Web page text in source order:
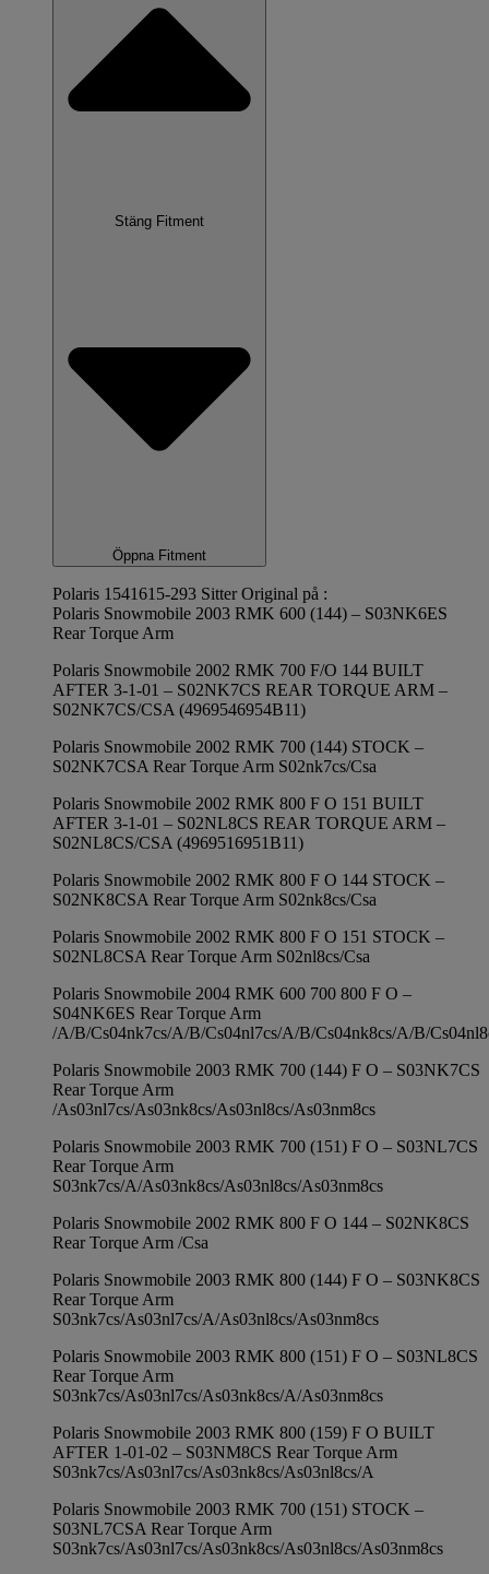
Stäng Fitment
Öppna Fitment
Polaris 1541615-293 Sitter Original på :
Polaris Snowmobile 2003 RMK 600 (144) – S03NK6ES
Rear Torque Arm
Polaris Snowmobile 2002 RMK 700 F/O 144 BUILT
AFTER 3-1-01 – S02NK7CS REAR TORQUE ARM –
S02NK7CS/CSA (4969546954B11)
Polaris Snowmobile 2002 RMK 700 (144) STOCK –
S02NK7CSA Rear Torque Arm S02nk7cs/Csa
Polaris Snowmobile 2002 RMK 800 F O 151 BUILT
AFTER 3-1-01 – S02NL8CS REAR TORQUE ARM –
S02NL8CS/CSA (4969516951B11)
Polaris Snowmobile 2002 RMK 800 F O 144 STOCK –
S02NK8CSA Rear Torque Arm S02nk8cs/Csa
Polaris Snowmobile 2002 RMK 800 F O 151 STOCK –
S02NL8CSA Rear Torque Arm S02nl8cs/Csa
Polaris Snowmobile 2004 RMK 600 700 800 F O –
S04NK6ES Rear Torque Arm
/A/B/Cs04nk7cs/A/B/Cs04nl7cs/A/B/Cs04nk8cs/A/B/
Polaris Snowmobile 2003 RMK 700 (144) F O – S03NK7CS
Rear Torque Arm
/As03nl7cs/As03nk8cs/As03nl8cs/As03nm8cs
Polaris Snowmobile 2003 RMK 700 (151) F O – S03NL7CS
Rear Torque Arm
S03nk7cs/A/As03nk8cs/As03nl8cs/As03nm8cs
Polaris Snowmobile 2002 RMK 800 F O 144 – S02NK8CS
Rear Torque Arm /Csa
Polaris Snowmobile 2003 RMK 800 (144) F O – S03NK8CS
Rear Torque Arm
S03nk7cs/As03nl7cs/A/As03nl8cs/As03nm8cs
Polaris Snowmobile 2003 RMK 800 (151) F O – S03NL8CS
Rear Torque Arm
S03nk7cs/As03nl7cs/As03nk8cs/A/As03nm8cs
Polaris Snowmobile 2003 RMK 800 (159) F O BUILT
AFTER 1-01-02 – S03NM8CS Rear Torque Arm
S03nk7cs/As03nl7cs/As03nk8cs/As03nl8cs/A
Polaris Snowmobile 2003 RMK 700 (151) STOCK –
S03NL7CSA Rear Torque Arm
S03nk7cs/As03nl7cs/As03nk8cs/As03nl8cs/As03nm8cs